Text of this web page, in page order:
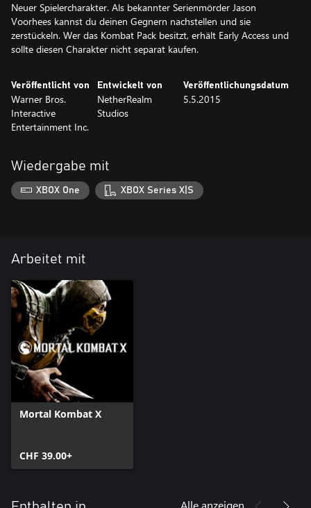
Neuer Spielercharakter. Als bekannter Serienmörder Jason
Voorhees kannst du deinen Gegnern nachstellen und sie
zerstückeln. Wer das Kombat Pack besitzt, erhält Early Access und
sollte diesen Charakter nicht separat kaufen.
Veröffentlicht von
Warner Bros.
Interactive
Entertainment Inc.
Entwickelt von
NetherRealm
Studios
Veröffentlichungsdatum
5.5.2015
Wiedergabe mit
XBOX One XBOX Series X|S
Arbeitet mit
Mortal Kombat X
CHF 39.00+
Alle anzeigen